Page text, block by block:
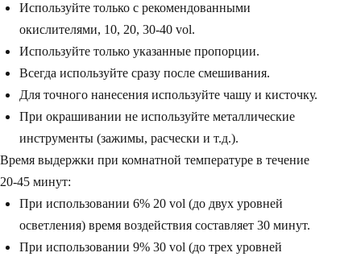
Используйте только с рекомендованными
окислителями, 10, 20, 30-40 vol.
Используйте только указанные пропорции.
Всегда используйте сразу после смешивания.
Для точного нанесения используйте чашу и кисточку.
При окрашивании не используйте металлические
инструменты (зажимы, расчески и т.д.).
Время выдержки при комнатной температуре в течение
20-45 минут:
При использовании 6% 20 vol (до двух уровней
осветления) время воздействия составляет 30 минут.
При использовании 9% 30 vol (до трех уровней